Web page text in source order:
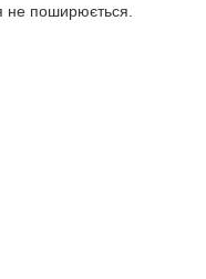
не поширюється.